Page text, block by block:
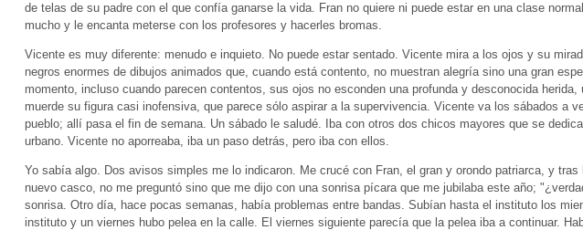
de telas de su padre con el que confía ganarse la vida. Fran no quiere ni puede estar en una clase
mucho y le encanta meterse con los profesores y hacerles bromas.
Vicente es muy diferente: menudo e inquieto. No puede estar sentado. Vicente mira a los ojos y su
negros enormes de dibujos animados que, cuando está contento, no muestran alegría sino una gran
momento, incluso cuando parecen contentos, sus ojos no esconden una profunda y desconocida
muerde su figura casi inofensiva, que parece sólo aspirar a la supervivencia. Vicente va los sábados a
pueblo; allí pasa el fin de semana. Un sábado le saludé. Iba con otros dos chicos mayores que se
urbano. Vicente no aporreaba, iba un paso detrás, pero iba con ellos.
Yo sabía algo. Dos avisos simples me lo indicaron. Me crucé con Fran, el gran y orondo patriarca, y tras
nuevo casco, no me preguntó sino que me dijo con una sonrisa pícara que me jubilaba este año;
sonrisa. Otro día, hace pocas semanas, había problemas entre bandas. Subían hasta el instituto los
instituto y un viernes hubo pelea en la calle. El viernes siguiente parecía que la pelea iba a continuar.